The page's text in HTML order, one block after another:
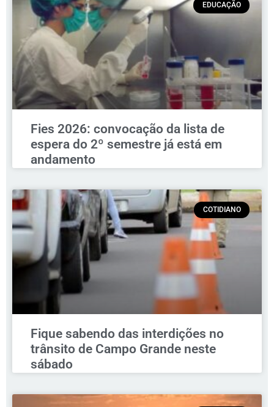
EDUCAÇÃO
Fies 2026: convocação da lista de
espera do 2º semestre já está em
andamento
COTIDIANO
Fique sabendo das interdições no
trânsito de Campo Grande neste
sábado